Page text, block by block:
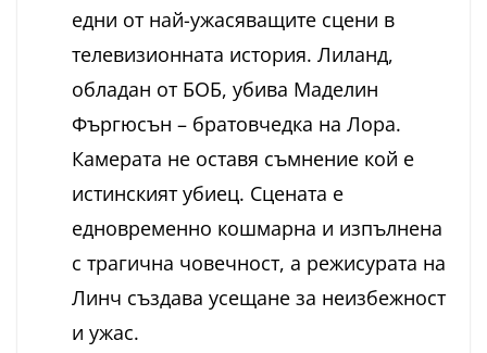
едни от най-ужасяващите сцени в
телевизионната история. Лиланд,
обладан от БОБ, убива Маделин
Фъргюсън – братовчедка на Лора.
Камерата не оставя съмнение кой е
истинският убиец. Сцената е
едновременно кошмарна и изпълнена
с трагична човечност, а режисурата на
Линч създава усещане за неизбежност
и ужас.